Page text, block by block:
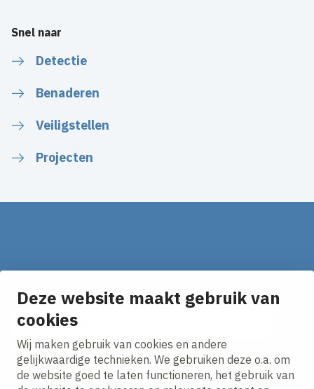
Deze website maakt gebruik van
cookies
Wij maken gebruik van cookies en andere
gelijkwaardige technieken. We gebruiken deze o.a. om
de website goed te laten functioneren, het gebruik van
Snel naar
Detectie
Benaderen
Veiligstellen
Projecten
Ontvang onze nieuws alerts in je mailbox!
E-mailadres
Ik ga akkoord met hetprivacy statement.